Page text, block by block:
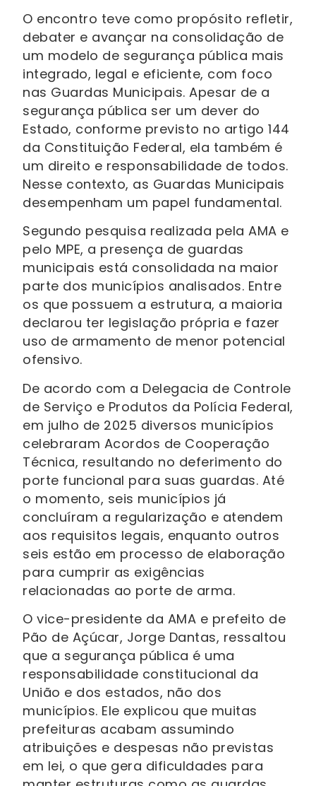
O encontro teve como propósito refletir,
debater e avançar na consolidação de
um modelo de segurança pública mais
integrado, legal e eficiente, com foco
nas Guardas Municipais. Apesar de a
segurança pública ser um dever do
Estado, conforme previsto no artigo 144
da Constituição Federal, ela também é
um direito e responsabilidade de todos.
Nesse contexto, as Guardas Municipais
desempenham um papel fundamental.
Segundo pesquisa realizada pela AMA e
pelo MPE, a presença de guardas
municipais está consolidada na maior
parte dos municípios analisados. Entre
os que possuem a estrutura, a maioria
declarou ter legislação própria e fazer
uso de armamento de menor potencial
ofensivo.
De acordo com a Delegacia de Controle
de Serviço e Produtos da Polícia Federal,
em julho de 2025 diversos municípios
celebraram Acordos de Cooperação
Técnica, resultando no deferimento do
porte funcional para suas guardas. Até
o momento, seis municípios já
concluíram a regularização e atendem
aos requisitos legais, enquanto outros
seis estão em processo de elaboração
para cumprir as exigências
relacionadas ao porte de arma.
O vice-presidente da AMA e prefeito de
Pão de Açúcar, Jorge Dantas, ressaltou
que a segurança pública é uma
responsabilidade constitucional da
União e dos estados, não dos
municípios. Ele explicou que muitas
prefeituras acabam assumindo
atribuições e despesas não previstas
em lei, o que gera dificuldades para